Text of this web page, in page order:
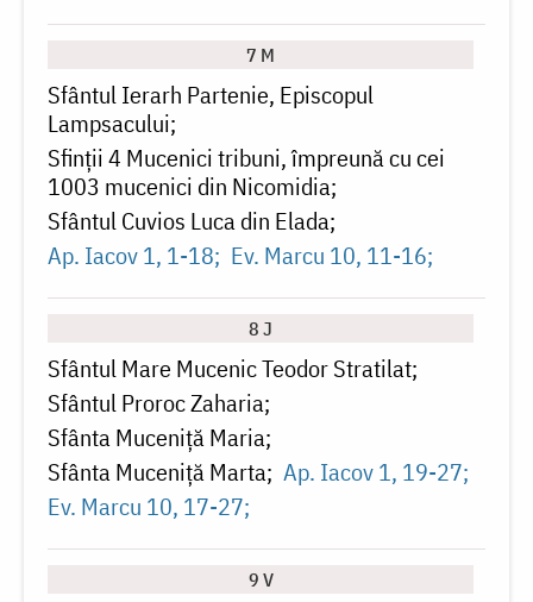
7 M
Sfântul Ierarh Partenie, Episcopul
Lampsacului
Sfinții 4 Mucenici tribuni, împreună cu cei
1003 mucenici din Nicomidia
Sfântul Cuvios Luca din Elada
Ap. Iacov 1, 1-18 Ev. Marcu 10, 11-16
8 J
Sfântul Mare Mucenic Teodor Stratilat
Sfântul Proroc Zaharia
Sfânta Muceniță Maria
Sfânta Muceniță Marta Ap. Iacov 1, 19-27
Ev. Marcu 10, 17-27
9 V